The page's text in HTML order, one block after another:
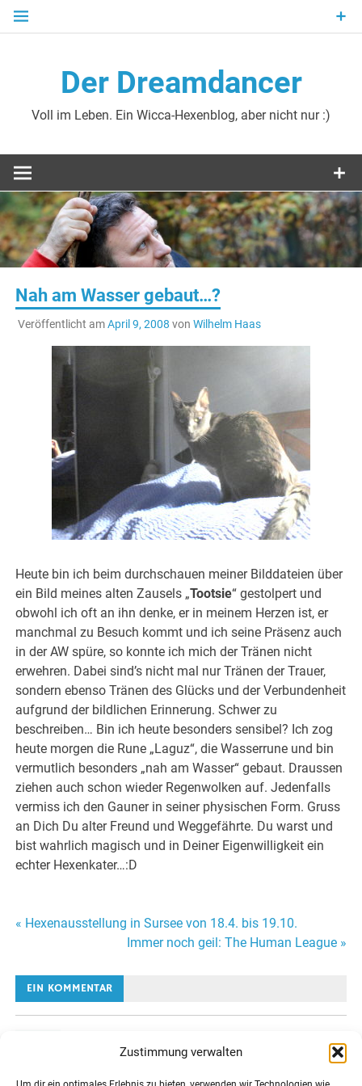
Zustimmung verwalten
Zum
Der Dreamdancer
Voll im Leben. Ein Wicca-Hexenblog, aber nicht nur :)
Nah am Wasser gebaut…?
Veröffentlicht amApril 9, 2008 von Wilhelm Haas
Heute bin ich beim durchschauen meiner Bilddateien über
ein Bild meines alten Zausels „Tootsie“ gestolpert und
obwohl ich oft an ihn denke, er in meinem Herzen ist, er
manchmal zu Besuch kommt und ich seine Präsenz auch
in der AW spüre, so konnte ich mich der Tränen nicht
erwehren. Dabei sind’s nicht mal nur Tränen der Trauer,
sondern ebenso Tränen des Glücks und der Verbundenheit
aufgrund der bildlichen Erinnerung. Schwer zu
beschreiben… Bin ich heute besonders sensibel? Ich zog
heute morgen die Rune „Laguz“, die Wasserrune und bin
vermutlich besonders „nah am Wasser“ gebaut. Draussen
ziehen auch schon wieder Regenwolken auf. Jedenfalls
vermiss ich den Gauner in seiner physischen Form. Gruss
an Dich Du alter Freund und Weggefährte. Du warst und
bist wahrlich magisch und in Deiner Eigenwilligkeit ein
echter Hexenkater…:D
Beitragsnavigation
« Hexenausstellung in Sursee von 18.4. bis 19.10.
Immer noch geil: The Human League »
EIN KOMMENTAR
April 11, 2008 um 8:56 a.m. Uhr